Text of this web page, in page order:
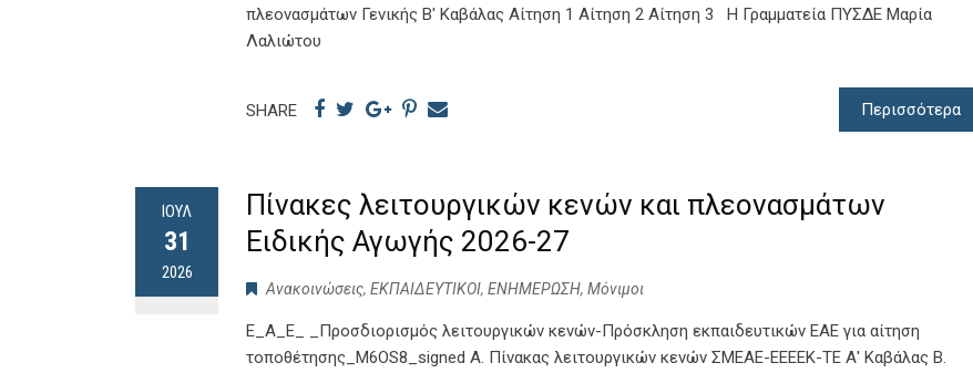
πλεονασμάτων Γενικής Β' Καβάλας Αίτηση 1 Αίτηση 2 Αίτηση 3 Η Γραμματεία ΠΥΣΔΕ Μαρία
Λαλιώτου
Περισσότερα
SHARE
ΙΟΎΛ
31
2026
Πίνακες λειτουργικών κενών και πλεονασμάτων
Ειδικής Αγωγής 2026-27
Ανακοινώσεις, ΕΚΠΑΙΔΕΥΤΙΚΟΙ, ΕΝΗΜΕΡΩΣΗ, Μόνιμοι
Ε_Α_Ε_ _Προσδιορισμός λειτουργικών κενών-Πρόσκληση εκπαιδευτικών ΕΑΕ για αίτηση
τοποθέτησης_M6OS8_signed Α. Πίνακας λειτουργικών κενών ΣΜΕΑΕ-ΕΕΕΕΚ-ΤΕ Α' Καβάλας Β.